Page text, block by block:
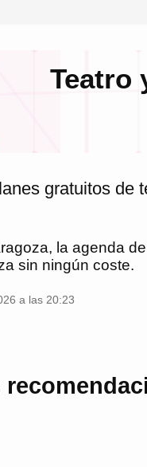
Teatro
gratuitos de
, la agenda
sin ningún coste.
a las 20:23